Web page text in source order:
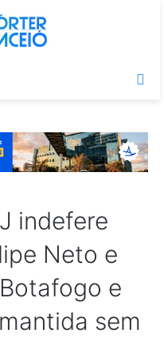
indefere
Neto e
e
sem